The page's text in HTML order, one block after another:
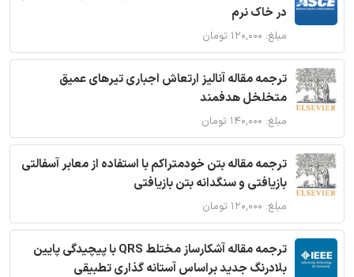
در خاک نرم
مبلغ: ۱۲۰,۰۰۰ تومان
ترجمه مقاله آنالیز ارتعاش اجباری تیرهای عمیق
متخلخل هدفمند
مبلغ: ۱۴۰,۰۰۰ تومان
ترجمه مقاله بتن خودمتراکم با استفاده از معابر آسفالتی
بازیافتی و سنگدانه بتن بازیافتی
مبلغ: ۱۲۰,۰۰۰ تومان
ترجمه مقاله آشکارساز مختلط QRS با پیچیدگی پایین
بلادرنگ جدید براساس آستانه گذاری تطبیقی